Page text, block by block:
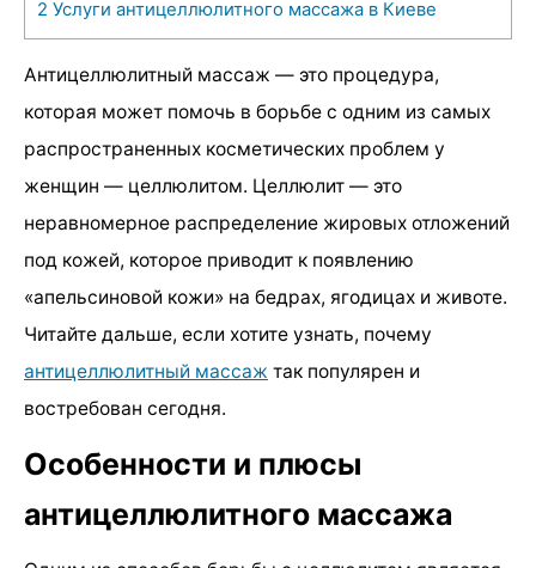
2 Услуги антицеллюлитного массажа в Киеве
Антицеллюлитный массаж — это процедура,
которая может помочь в борьбе с одним из самых
распространенных косметических проблем у
женщин — целлюлитом. Целлюлит — это
неравномерное распределение жировых отложений
под кожей, которое приводит к появлению
«апельсиновой кожи» на бедрах, ягодицах и животе.
Читайте дальше, если хотите узнать, почему
антицеллюлитный массаж так популярен и
востребован сегодня.
Особенности и плюсы
антицеллюлитного массажа